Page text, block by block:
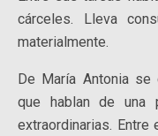
cárceles. Lleva
materialmente.
De María Antonia se
que hablan de una
extraordinarias.